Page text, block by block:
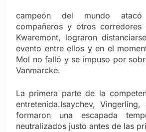
campeón del mundo
compañeros y otros
Kwaremont, lograron
evento entre ellos y en el
Mol no falló y se impuso por
Vanmarcke.
La primera parte de la
entretenida.Isaychev,
formaron una escapada
neutralizados justo antes de las